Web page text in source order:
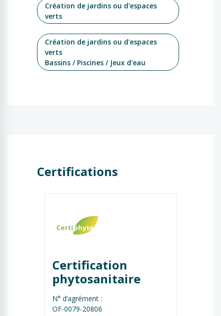
Création de jardins ou d'espaces
verts
Création de jardins ou d'espaces
verts
Bassins / Piscines / Jeux d'eau
Certifications
Certification
phytosanitaire
N° d’agrément :
OF-0079-20806